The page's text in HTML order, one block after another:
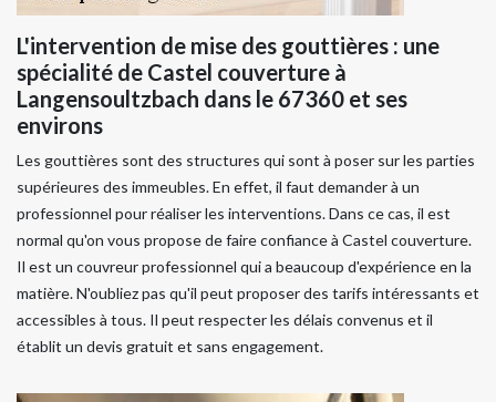
L'intervention de mise des gouttières : une
spécialité de Castel couverture à
Langensoultzbach dans le 67360 et ses
environs
Les gouttières sont des structures qui sont à poser sur les parties
supérieures des immeubles. En effet, il faut demander à un
professionnel pour réaliser les interventions. Dans ce cas, il est
normal qu'on vous propose de faire confiance à Castel couverture.
Il est un couvreur professionnel qui a beaucoup d'expérience en la
matière. N'oubliez pas qu'il peut proposer des tarifs intéressants et
accessibles à tous. Il peut respecter les délais convenus et il
établit un devis gratuit et sans engagement.